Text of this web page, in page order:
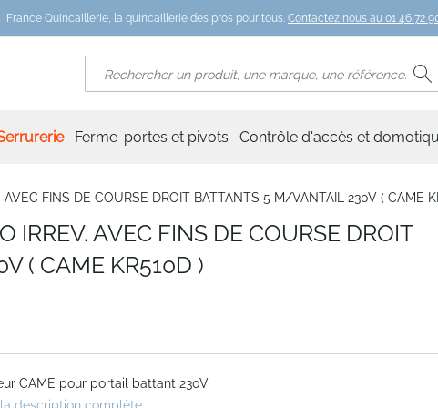
France Quincaillerie, la quincaillerie des pros pour tous. Contactez nous au 01 46 72
Ferme-portes et pivots Contrôle d'accès et
FINS DE COURSE DROIT BATTANTS 5 M/VANTAIL 230V ( CAME
AVEC FINS DE COURSE DROIT
( CAME KR510D )
CAME pour portail battant 230V